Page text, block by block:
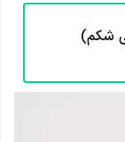
شکم)